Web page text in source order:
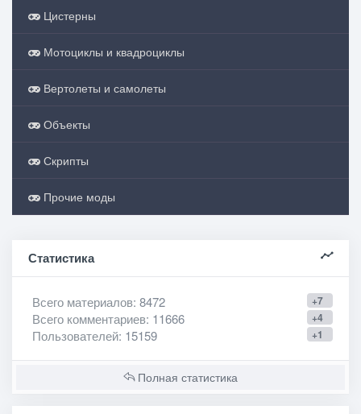
Цистерны
Мотоциклы и квадроциклы
Вертолеты и самолеты
Объекты
Скрипты
Прочие моды
Статистика
+7
Всего материалов: 8472
+4
Всего комментариев: 11666
+1
Пользователей: 15159
Полная статистика